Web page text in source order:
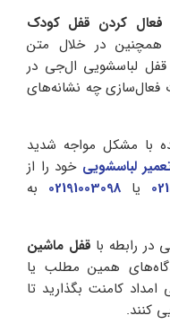
کردن قفل کودک
همچنین در خلال متن
قفل لباسشویی ال‌جی در
فعال‌سازی چه نشانه‌های
با مشکل مواجه شدید
لباسشویی خود را از
یا 02191003098 به
رابطه با قفل ماشین
همین مطلب یا
کامنت بگذارید تا
کنند.